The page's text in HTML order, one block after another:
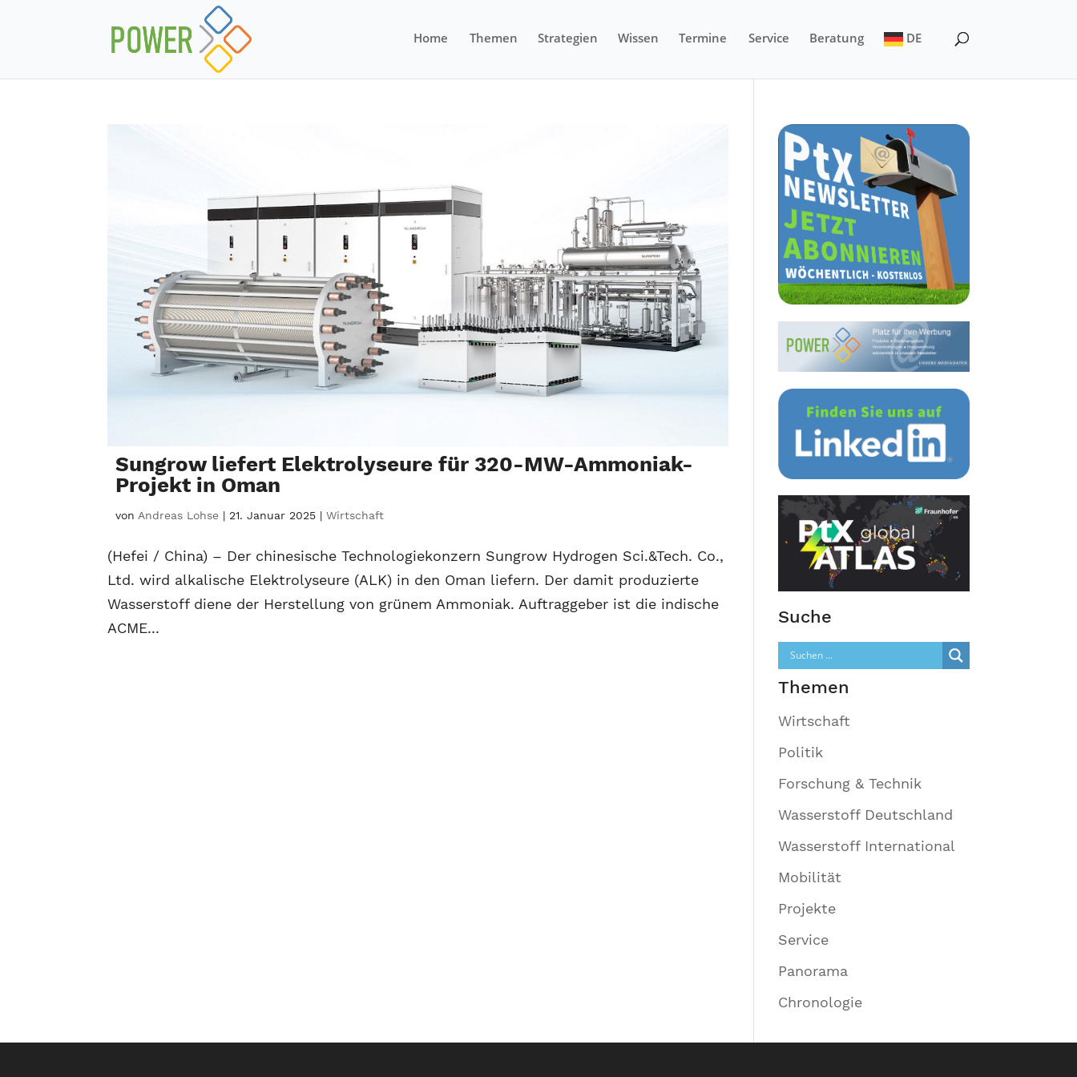
Home Themen Strategien Wissen Termine Service Beratung DE
Sungrow liefert Elektrolyseure für 320-MW-Ammoniak-
Projekt in Oman
vonAndreas Lohse |21. Januar 2025 |Wirtschaft
(Hefei / China) – Der chinesische Technologiekonzern Sungrow Hydrogen Sci.&Tech. Co.,
Ltd. wird alkalische Elektrolyseure (ALK) in den Oman liefern. Der damit produzierte
Wasserstoff diene der Herstellung von grünem Ammoniak. Auftraggeber ist die indische
ACME...
Suche
Themen
Wirtschaft
Politik
Forschung & Technik
Wasserstoff Deutschland
Wasserstoff International
Mobilität
Projekte
Service
Panorama
Chronologie